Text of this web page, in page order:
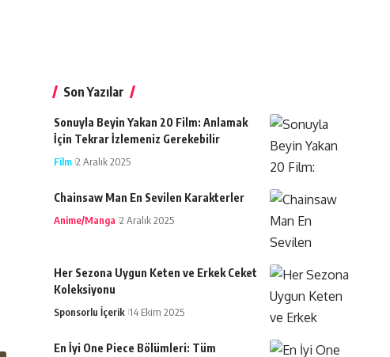
Son Yazılar
Sonuyla Beyin Yakan 20 Film: Anlamak
İçin Tekrar İzlemeniz Gerekebilir
Film 2 Aralık 2025
Chainsaw Man En Sevilen Karakterler
Anime/Manga 2 Aralık 2025
Her Sezona Uygun Keten ve Erkek Ceket
Koleksiyonu
Sponsorlu İçerik 14 Ekim 2025
En İyi One Piece Bölümleri: Tüm